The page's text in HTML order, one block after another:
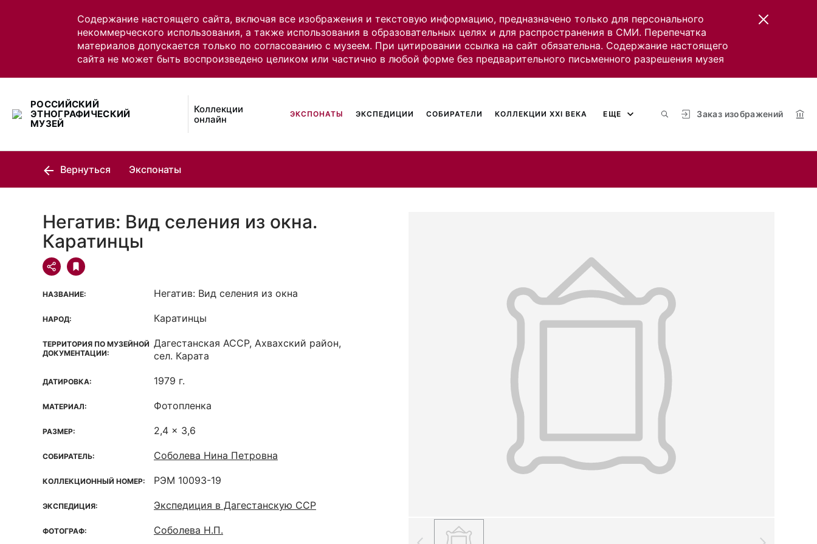
Содержание настоящего сайта, включая все изображения и текстовую информацию, предназначено только для персонального
некоммерческого использования, а также использования в образовательных целях и для распространения в СМИ. Перепечатка
материалов допускается только по согласованию с музеем. При цитировании ссылка на сайт обязательна. Содержание настоящего
сайта не может быть воспроизведено целиком или частично в любой форме без предварительного письменного разрешения музея
РОССИЙСКИЙ
ЭТНОГРАФИЧЕСКИЙ
МУЗЕЙ
Коллекции
онлайн
Заказ изображений
ЭКСПОНАТЫ ЭКСПЕДИЦИИ СОБИРАТЕЛИ КОЛЛЕКЦИИ XXI ВЕКА ЕЩЕ
Вернуться Экспонаты
Негатив: Вид селения из окна.
Каратинцы
НАЗВАНИЕ: Негатив: Вид селения из окна
НАРОД: Каратинцы
ТЕРРИТОРИЯ ПО МУЗЕЙНОЙ
ДОКУМЕНТАЦИИ:
Дагестанская ACCP, Ахвахский район,
сел. Карата
ДАТИРОВКА: 1979 г.
МАТЕРИАЛ: Фотопленка
РАЗМЕР: 2,4 x 3,6
СОБИРАТЕЛЬ: Соболева Нина Петровна
КОЛЛЕКЦИОННЫЙ НОМЕР: РЭМ 10093-19
ЭКСПЕДИЦИЯ: Экспедиция в Дагестанскую ССР
ФОТОГРАФ: Соболева Н.П.